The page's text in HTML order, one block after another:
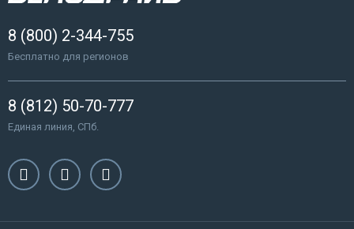
8 (800) 2-344-755
Бесплатно для регионов
8 (812) 50-70-777
Единая линия, СПб.